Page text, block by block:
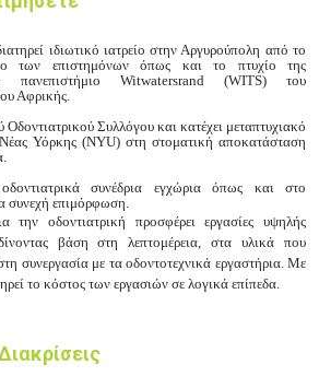
ιδιωτικό ιατρείο στην Αργυρούπολη από το
των επιστημόνων όπως και το πτυχίο της
πανεπιστήμιο Witwatersrand (WITS) του
Αφρικής.
Οδοντιατρικού Συλλόγου και κατέχει μεταπτυχιακό
Υόρκης (NYU) στη στοματική αποκατάσταση
συνέδρια εγχώρια όπως και στο
συνεχή επιμόρφωση.
οδοντιατρική προσφέρει εργασίες υψηλής
βάση στη λεπτομέρεια, στα υλικά που
συνεργασία με τα οδοντοτεχνικά εργαστήρια. Με
το κόστος των εργασιών σε λογικά επίπεδα.